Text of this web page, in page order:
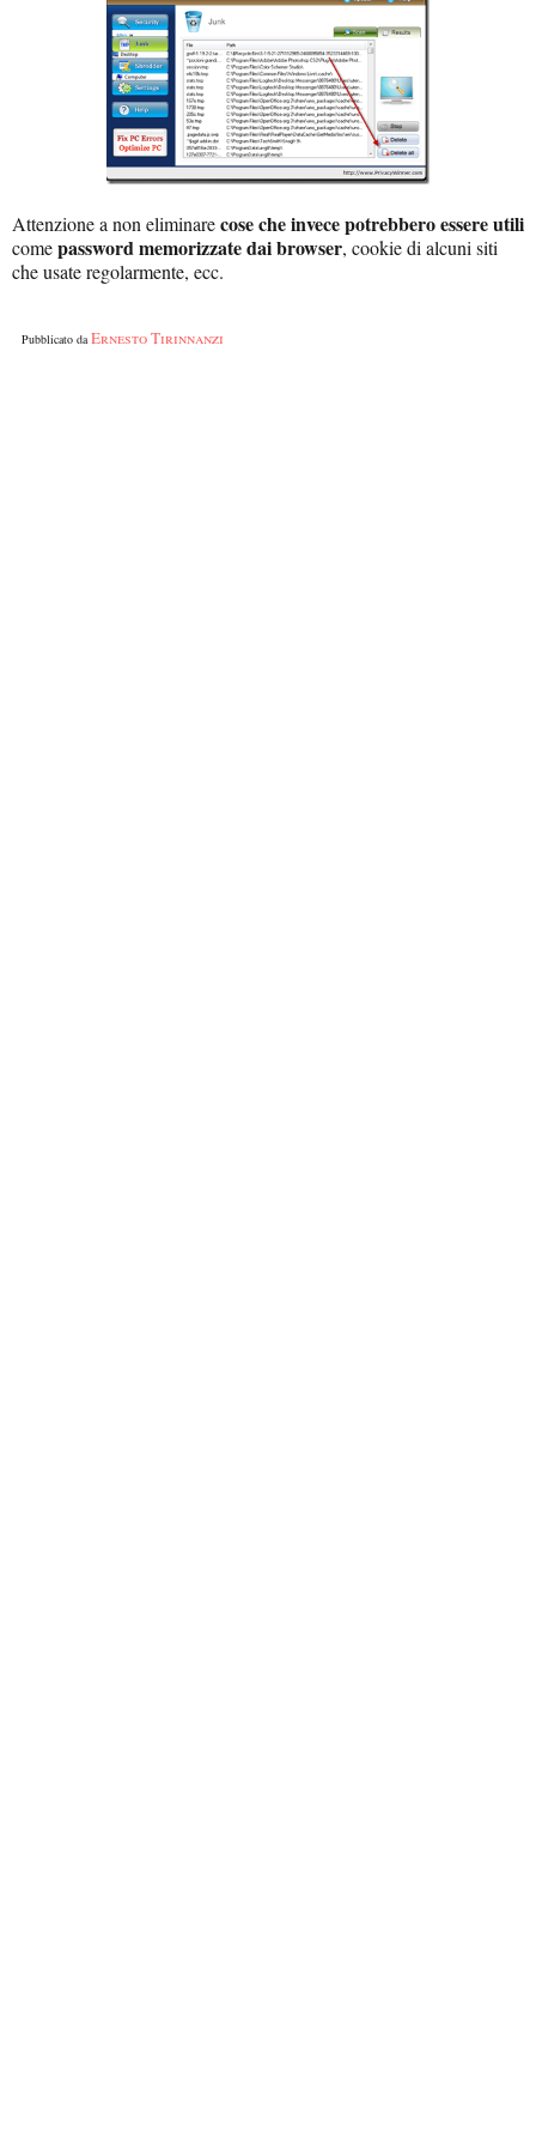
Attenzione a non eliminarecose che invece potrebbero essere utili
comepassword memorizzate dai browser, cookie di alcuni siti
che usate regolarmente, ecc.
Pubblicato da Ernesto Tirinnanzi